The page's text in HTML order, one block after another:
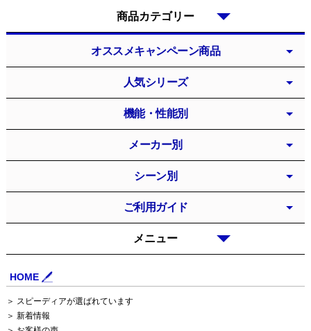
HOME
＞ スピーディアが選ばれています
＞ 新着情報
メニュー
オススメキャンペーン商品
人気シリーズ
機能・性能別
メーカー別
シーン別
ご利用ガイド
商品カテゴリー